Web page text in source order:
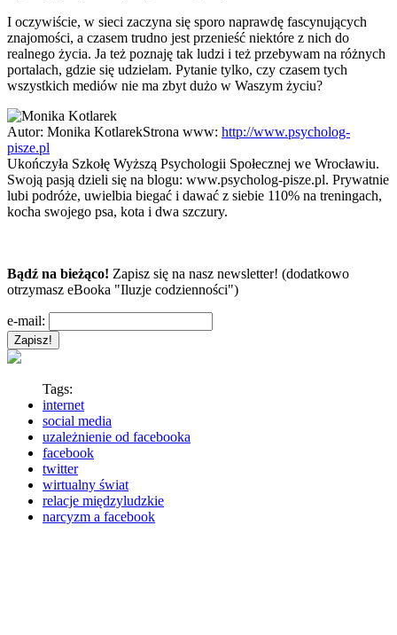
I oczywiście, w sieci zaczyna się sporo naprawdę fascynujących
znajomości, a czasem trudno jest przenieść niektóre z nich do
realnego życia. Ja też poznaję tak ludzi i też przebywam na różnych
portalach, gdzie się udzielam. Pytanie tylko, czy czasem tych
wszystkich mediów nie ma zbyt dużo w Waszym życiu?
Autor: Monika KotlarekStrona www: http://www.psycholog-
pisze.pl
Ukończyła Szkołę Wyższą Psychologii Społecznej we Wrocławiu.
Swoją pasją dzieli się na blogu: www.psycholog-pisze.pl. Prywatnie
lubi podróże, uwielbia biegać i dawać z siebie 110% na treningach,
kocha swojego psa, kota i dwa szczury.
Bądź na bieżąco! Zapisz się na nasz newsletter! (dodatkowo
otrzymasz eBooka "Iluzje codzienności")
e-mail:
Tags:
internet
social media
uzależnienie od facebooka
facebook
twitter
wirtualny świat
relacje międzyludzkie
narcyzm a facebook